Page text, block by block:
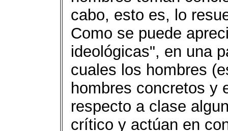
cabo, esto es, lo
Como se puede
ideológicas", en una
cuales los hombres
hombres concretos y
respecto a clase
crítico y actúan en